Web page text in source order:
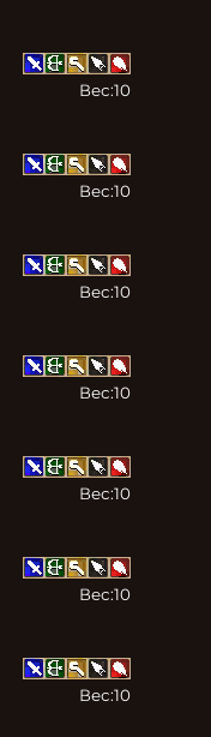
Вес:10
Вес:10
Вес:10
Вес:10
Вес:10
Вес:10
Вес:10